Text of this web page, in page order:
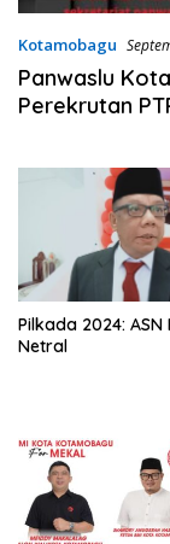
Kotamobagu
Panwaslu
Perekrutan
Pilkada 2024: ASN
Netral